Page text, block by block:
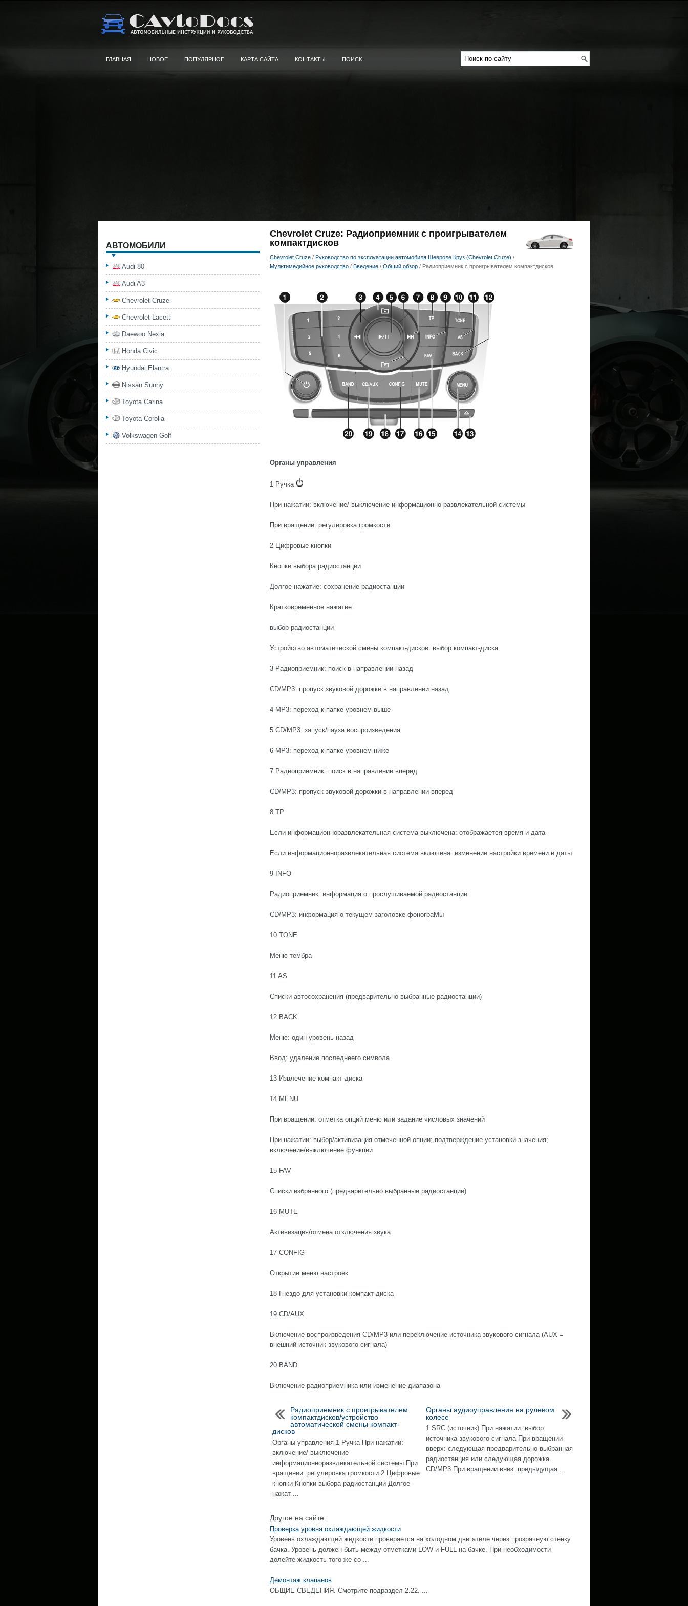
ГЛАВНАЯ НОВОЕ ПОПУЛЯРНОЕ КАРТА САЙТА КОНТАКТЫ ПОИСК
Chevrolet Cruze: Радиоприемник с проигрывателем
компактдисков
Chevrolet Cruze / Руководство по эксплуатации автомобиля Шевроле Круз (Chevrolet Cruze) /
Мультимедийное руководство / Введение / Общий обзор / Радиоприемник с проигрывателем компактдисков
Органы управления
1 Ручка
При нажатии: включение/ выключение информационно-развлекательной системы
При вращении: регулировка громкости
2 Цифровые кнопки
Кнопки выбора радиостанции
Долгое нажатие: сохранение радиостанции
Кратковременное нажатие:
выбор радиостанции
Устройство автоматической смены компакт-дисков: выбор компакт-диска
3 Радиоприемник: поиск в направлении назад
CD/MP3: пропуск звуковой дорожки в направлении назад
4 MP3: переход к папке уровнем выше
5 CD/MP3: запуск/пауза воспроизведения
6 MP3: переход к папке уровнем ниже
7 Радиоприемник: поиск в направлении вперед
CD/MP3: пропуск звуковой дорожки в направлении вперед
8 TP
Если информационноразвлекательная система выключена: отображается время и дата
Если информационноразвлекательная система включена: изменение настройки времени и даты
9 INFO
Радиоприемник: информация о прослушиваемой радиостанции
CD/MP3: информация о текущем заголовке фонограМы
10 TONE
Меню тембра
11 AS
Списки автосохранения (предварительно выбранные радиостанции)
12 BACK
Меню: один уровень назад
Ввод: удаление последнeeго символа
13 Извлечение компакт-диска
14 MENU
При вращении: отметка опций меню или задание числовых значений
При нажатии: выбор/активизация отмеченной опции; подтверждение установки значения;
включение/выключение функции
15 FAV
Списки избранного (предварительно выбранные радиостанции)
16 MUTE
Активизация/отмена отключения звука
17 CONFIG
Открытие меню настроек
18 Гнездо для установки компакт-диска
19 CD/AUX
Включение воспроизведения CD/MP3 или переключение источника звукового сигнала (AUX =
внешний источник звукового сигнала)
20 BAND
Включение радиоприемника или изменение диапазона
Радиоприемник с проигрывателем
компактдисков/устройство
автоматической смены компакт-
дисков
Органы управления 1 Ручка При нажатии:
включение/ выключение
информационноразвлекательной системы При
вращении: регулировка громкости 2 Цифровые
кнопки Кнопки выбора радиостанции Долгое
нажат ...
Органы аудиоуправления на рулевом
колесе
1 SRC (источник) При нажатии: выбор
источника звукового сигнала При вращении
вверх: следующая предварительно выбранная
радиостанция или следующая дорожка
CD/MP3 При вращении вниз: предыдущая ...
Другое на сайте:
Проверка уровня охлаждающей жидкости
Уровень охлаждающей жидкости проверяется на холодном двигателе через прозрачную стенку
бачка. Уровень должен быть между отметками LOW и FULL на бачке. При необходимости
долейте жидкость того же со ...
Демонтаж клапанов
ОБЩИЕ СВЕДЕНИЯ. Смотрите подраздел 2.22. ...
АВТОМОБИЛИ
Audi 80
Audi A3
Chevrolet Cruze
Chevrolet Lacetti
Daewoo Nexia
Honda Civic
Hyundai Elantra
Nissan Sunny
Toyota Carina
Toyota Corolla
Volkswagen Golf